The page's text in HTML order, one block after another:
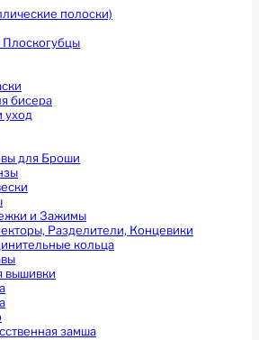
полоски)
бисера
уход
для Броши
и Зажимы
Разделители, Концевики
кольца
вышивки
замша